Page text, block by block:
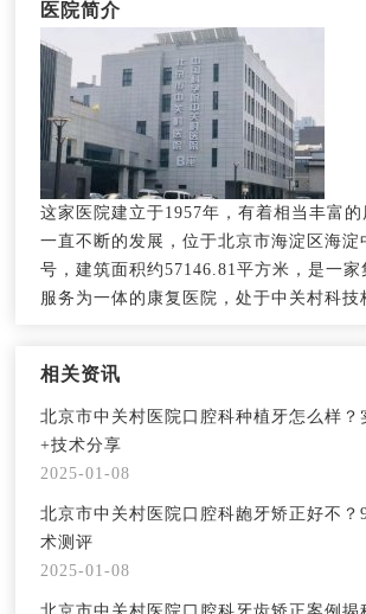
医院简介
这家医院建立于1957年，有着相当丰富
一直不断的发展，位于北京市海淀区海淀
号，建筑面积约57146.81平方米，是一家
服务为一体的康复医院，处于中关村科技
相关资讯
北京市中关村医院口腔科种植牙怎么样？
+技术分享
2025-01-08
北京市中关村医院口腔科龅牙矫正好不？
术测评
2025-01-08